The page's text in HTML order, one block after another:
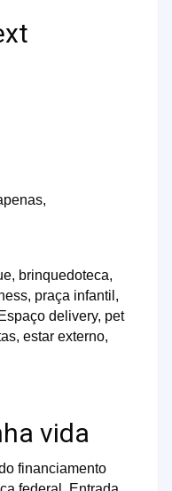
brinquedoteca,
praça infantil,
delivery, pet
estar externo,
vida
financiamento